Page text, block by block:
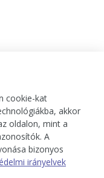
cookie-kat
akkor
oldalon, mint a
A
bizonyos
irányelvek